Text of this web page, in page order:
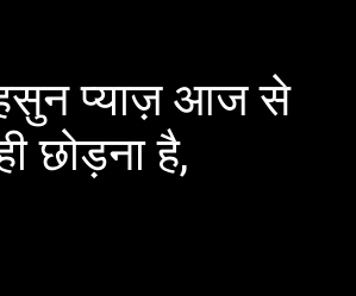
प्याज़ आज से
छोड़ना है,